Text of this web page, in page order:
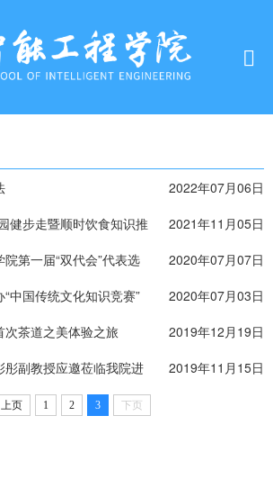
2022年07月06日
健步走暨顺时饮食知识推
2021年11月05日
第一届“双代会”代表选
2020年07月07日
中国传统文化知识竞赛”
2020年07月03日
茶道之美体验之旅
2019年12月19日
副教授应邀莅临我院进
2019年11月15日
上页 1 2 3 下页